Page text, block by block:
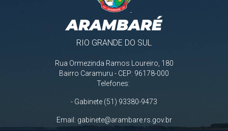
ARAMBARÉ
RIO GRANDE DO SUL
Rua Ormezinda Ramos Loureiro, 180
Bairro Caramuru - CEP: 96178-000
Telefones:
- Gabinete (51) 93380-9473
Email: gabinete@arambare.rs.gov.br